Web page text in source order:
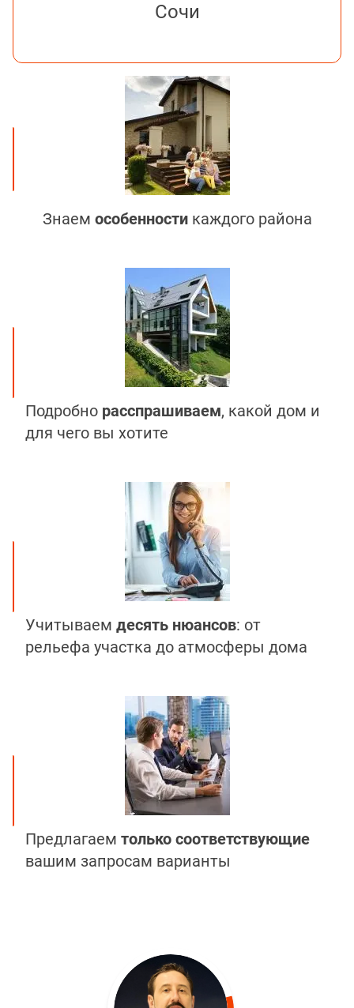
Сочи
Знаем особенностикаждого района
Подробно расспрашиваем, какой дом и
для чего вы хотите
Учитываем десять нюансов: от
рельефа участка до атмосферы дома
Предлагаем только соответствующие
вашим запросам варианты